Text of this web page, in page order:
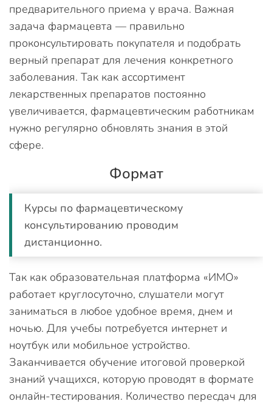
предварительного приема у врача. Важная
задача фармацевта — правильно
проконсультировать покупателя и подобрать
верный препарат для лечения конкретного
заболевания. Так как ассортимент
лекарственных препаратов постоянно
увеличивается, фармацевтическим работникам
нужно регулярно обновлять знания в этой
сфере.
Формат
Курсы по фармацевтическому
консультированию проводим
дистанционно.
Так как образовательная платформа «ИМО»
работает круглосуточно, слушатели могут
заниматься в любое удобное время, днем и
ночью. Для учебы потребуется интернет и
ноутбук или мобильное устройство.
Заканчивается обучение итоговой проверкой
знаний учащихся, которую проводят в формате
онлайн-тестирования. Количество пересдач для